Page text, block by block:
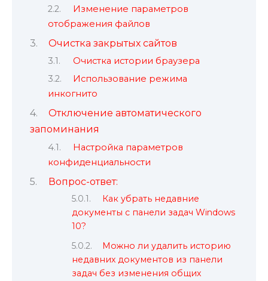
Изменение параметров
отображения файлов
Очистка закрытых сайтов
Очистка истории браузера
Использование режима
инкогнито
Отключение автоматического
запоминания
Настройка параметров
конфиденциальности
Вопрос-ответ:
Как убрать недавние
документы с панели задач Windows
10?
Можно ли удалить историю
недавних документов из панели
задач без изменения общих